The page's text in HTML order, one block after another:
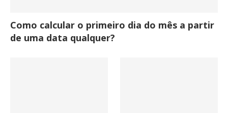
Como calcular o primeiro dia do mês a partir
de uma data qualquer?